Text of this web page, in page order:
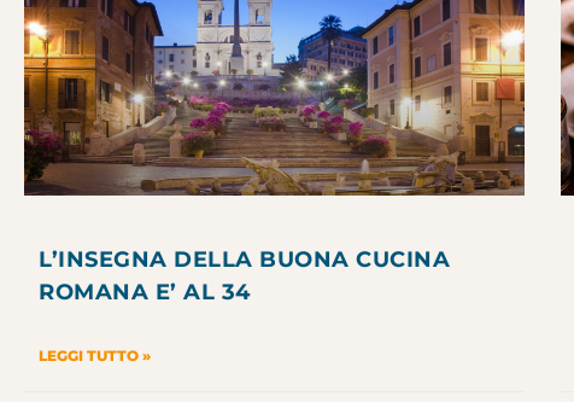
L’INSEGNA DELLA BUONA CUCINA
ROMANA E’ AL 34
LEGGI TUTTO »